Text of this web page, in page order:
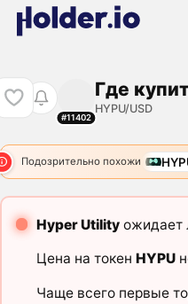
#11402
Где
HYPU/USD
Подозрительно похожи
Hyper Utilityожидает
Цена на токен HYPU
Чаще всего первые